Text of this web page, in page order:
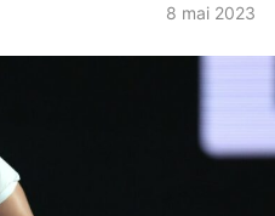
8 mai 2023